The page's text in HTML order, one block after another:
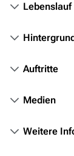
Lebenslauf
Auftritte
Medien
Weitere